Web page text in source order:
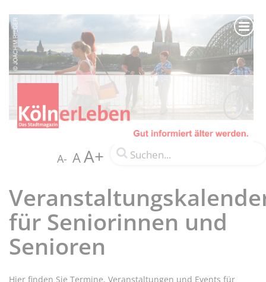
A- AA+
für Seniorinnen und
Senioren
Hier finden Sie Termine, Veranstaltungen und Events für